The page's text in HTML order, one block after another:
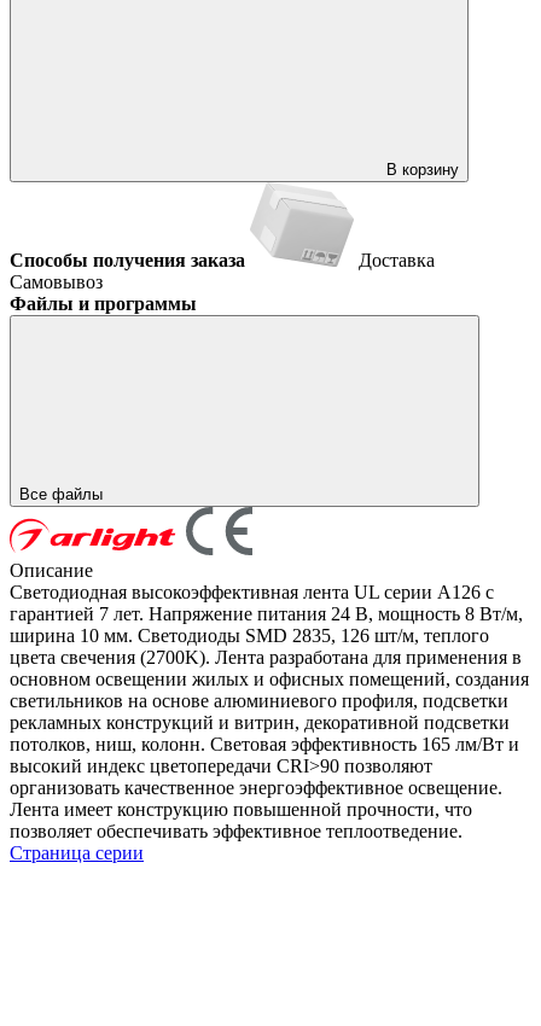
В корзину
Способы получения заказа
Доставка
Самовывоз
Файлы и программы
Все файлы
Описание
Светодиодная высокоэффективная лента UL серии A126 с
гарантией 7 лет. Напряжение питания 24 В, мощность 8 Вт/м,
ширина 10 мм. Светодиоды SMD 2835, 126 шт/м, теплого
цвета свечения (2700K). Лента разработана для применения в
основном освещении жилых и офисных помещений, создания
светильников на основе алюминиевого профиля, подсветки
рекламных конструкций и витрин, декоративной подсветки
потолков, ниш, колонн. Световая эффективность 165 лм/Вт и
высокий индекс цветопередачи CRI>90 позволяют
организовать качественное энергоэффективное освещение.
Лента имеет конструкцию повышенной прочности, что
позволяет обеспечивать эффективное теплоотведение.
Страница серии